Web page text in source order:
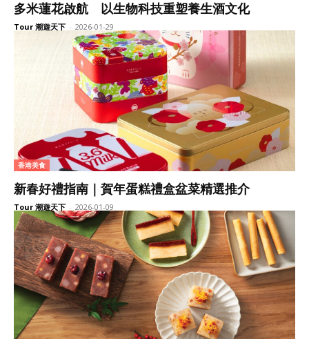
多米蓮花啟航 以生物科技重塑養生酒文化
Tour 潮遊天下 - 2026-01-29
香港美食
新春好禮指南｜賀年蛋糕禮盒盆菜精選推介
Tour 潮遊天下 - 2026-01-09